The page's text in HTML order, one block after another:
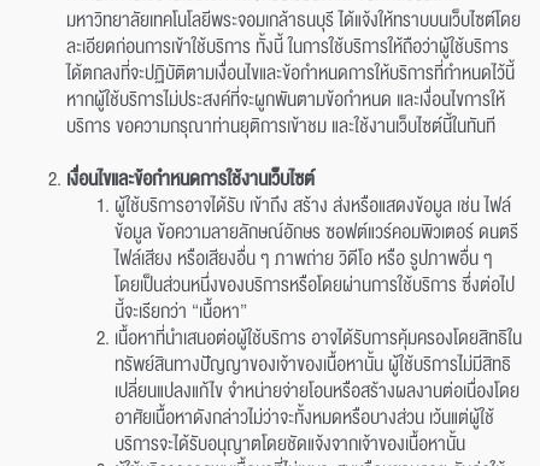
มหาวิทยาลัยเทคโนโลยีพระจอมเกล้าธนบุรี ได้แจ้งให้ทราบบนเว็บไซต์โดย
ละเอียดก่อนการเข้าใช้บริการ ทั้งนี้ ในการใช้บริการให้ถือว่าผู้ใช้บริการ
ได้ตกลงที่จะปฏิบัติตามเงื่อนไขและข้อกำหนดการให้บริการที่กำหนดไว้นี้
หากผู้ใช้บริการไม่ประสงค์ที่จะผูกพันตามข้อกำหนด และเงื่อนไขการให้
บริการ ขอความกรุณาท่านยุติการเข้าชม และใช้งานเว็บไซต์นี้ในทันที
เงื่อนไขและข้อกำหนดการใช้งานเว็บไซต์
ผู้ใช้บริการอาจได้รับ เข้าถึง สร้าง ส่งหรือแสดงข้อมูล เช่น ไฟล์
ข้อมูล ข้อความลายลักษณ์อักษร ซอฟต์แวร์คอมพิวเตอร์ ดนตรี
ไฟล์เสียง หรือเสียงอื่น ๆ ภาพถ่าย วิดีโอ หรือ รูปภาพอื่น ๆ
โดยเป็นส่วนหนึ่งของบริการหรือโดยผ่านการใช้บริการ ซึ่งต่อไป
นี้จะเรียกว่า “เนื้อหา”
เนื้อหาที่นำเสนอต่อผู้ใช้บริการ อาจได้รับการคุ้มครองโดยสิทธิใน
ทรัพย์สินทางปัญญาของเจ้าของเนื้อหานั้น ผู้ใช้บริการไม่มีสิทธิ
เปลี่ยนแปลงแก้ไข จำหน่ายจ่ายโอนหรือสร้างผลงานต่อเนื่องโดย
อาศัยเนื้อหาดังกล่าวไม่ว่าจะทั้งหมดหรือบางส่วน เว้นแต่ผู้ใช้
บริการจะได้รับอนุญาตโดยชัดแจ้งจากเจ้าของเนื้อหานั้น